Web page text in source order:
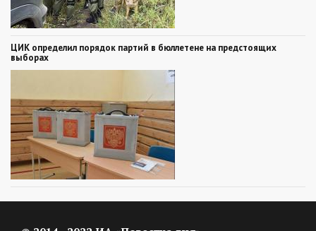
ЦИК определил порядок партий в бюллетене на предстоящих
выборах